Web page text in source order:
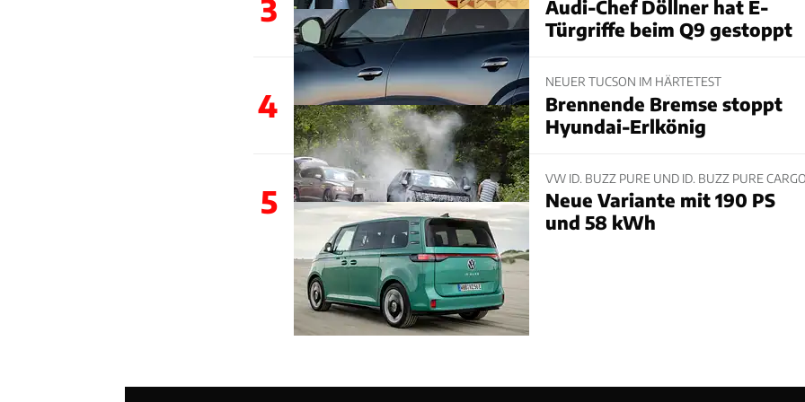
3
Audi-Chef Döllner hat E-
Türgriffe beim Q9 gestoppt
4
NEUER TUCSON IM HÄRTETEST
Brennende Bremse stoppt
Hyundai-Erlkönig
5
VW ID. BUZZ PURE UND ID. BUZZ PURE
Neue Variante mit 190 PS
und 58 kWh